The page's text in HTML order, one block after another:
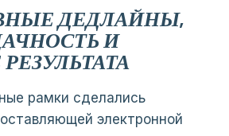
ДЕДЛАЙНЫ,
И
рамки сделались
электронной